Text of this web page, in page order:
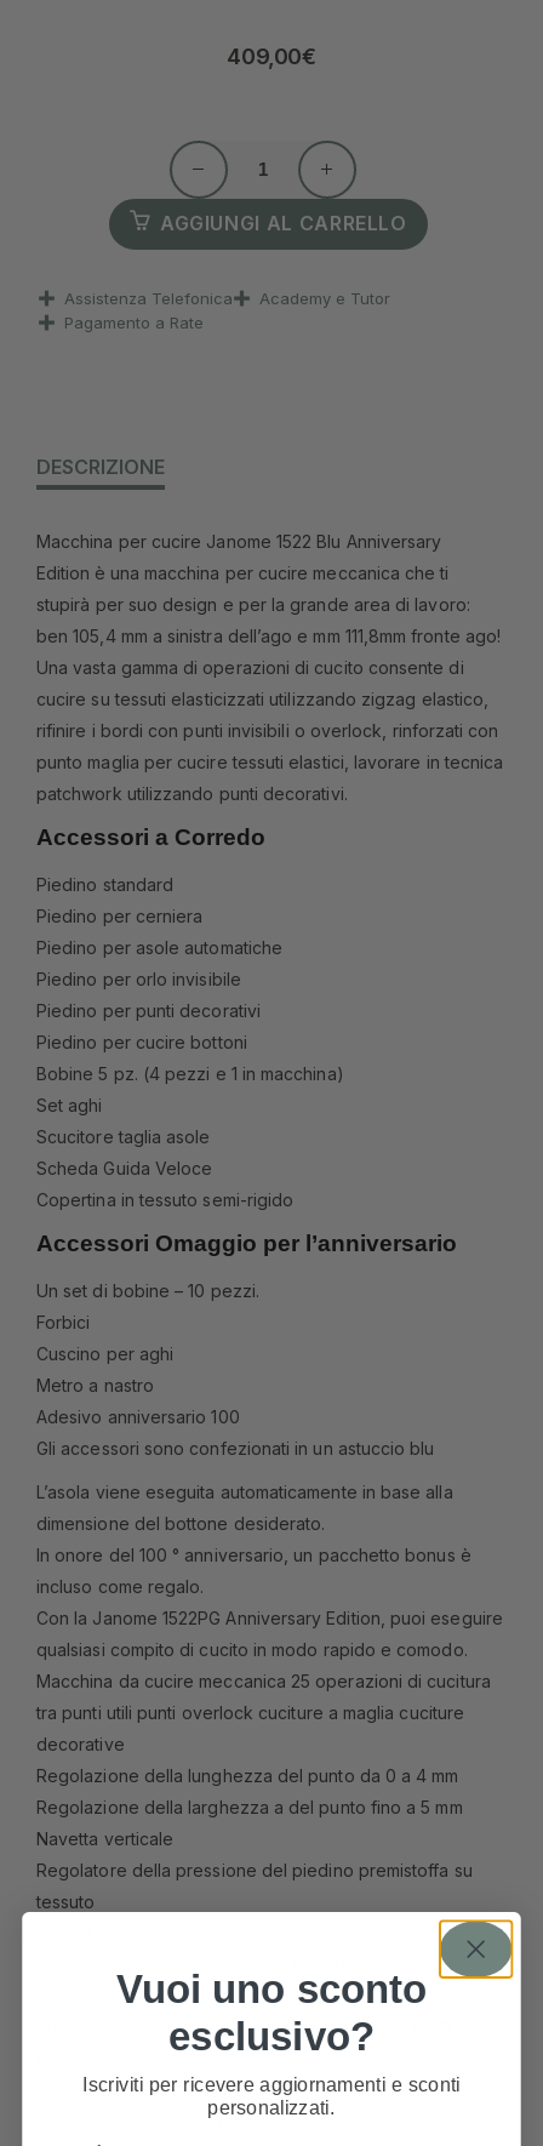
409,00€
AGGIUNGI AL CARRELLO
Assistenza Telefonica
Academy e Tutor
Pagamento a Rate
DESCRIZIONE
Macchina per cucire Janome 1522 Blu Anniversary
Edition è una macchina per cucire meccanica che ti
stupirà per suo design e per la grande area di lavoro:
ben 105,4 mm a sinistra dell’ago e mm 111,8mm fronte ago!
Una vasta gamma di operazioni di cucito consente di
cucire su tessuti elasticizzati utilizzando zigzag elastico,
rifinire i bordi con punti invisibili o overlock, rinforzati con
punto maglia per cucire tessuti elastici, lavorare in tecnica
patchwork utilizzando punti decorativi.
Accessori a Corredo
Piedino standard
Piedino per cerniera
Piedino per asole automatiche
Piedino per orlo invisibile
Piedino per punti decorativi
Piedino per cucire bottoni
Bobine 5 pz. (4 pezzi e 1 in macchina)
Set aghi
Scucitore taglia asole
Scheda Guida Veloce
Copertina in tessuto semi-rigido
Accessori Omaggio per l’anniversario
Un set di bobine – 10 pezzi.
Forbici
Cuscino per aghi
Metro a nastro
Adesivo anniversario 100
Gli accessori sono confezionati in un astuccio blu
L’asola viene eseguita automaticamente in base alla
dimensione del bottone desiderato.
In onore del 100 ° anniversario, un pacchetto bonus è
incluso come regalo.
Con la Janome 1522PG Anniversary Edition, puoi eseguire
qualsiasi compito di cucito in modo rapido e comodo.
Macchina da cucire meccanica 25 operazioni di cucitura
tra punti utili punti overlock cuciture a maglia cuciture
decorative
Regolazione della lunghezza del punto da 0 a 4 mm
Regolazione della larghezza a del punto fino a 5 mm
Navetta verticale
Regolatore della pressione del piedino premistoffa su
tessuto
Spazio di lavoro (larghezza x altezza) (mm): 170,5 ×
Area di cucitura mm 105,4 a sinistra dell’ ago e m 111,8
Sgancio rapido del piedino
Extra Sollevamento del piedino
Vuoi uno sconto
esclusivo?
Iscriviti per ricevere aggiornamenti e sconti
personalizzati.